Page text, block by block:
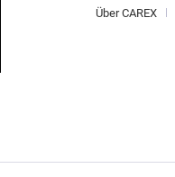
Über CAREX